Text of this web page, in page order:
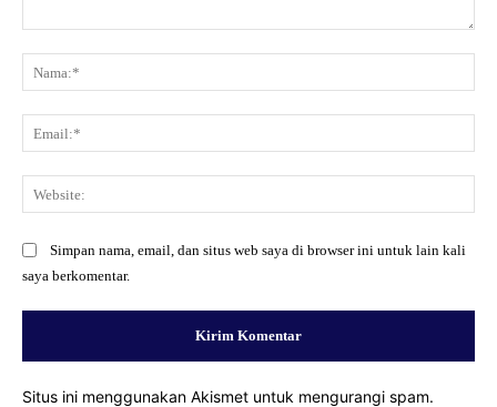
Simpan nama, email, dan situs web saya di browser ini untuk lain kali
saya berkomentar.
Situs ini menggunakan Akismet untuk mengurangi spam.